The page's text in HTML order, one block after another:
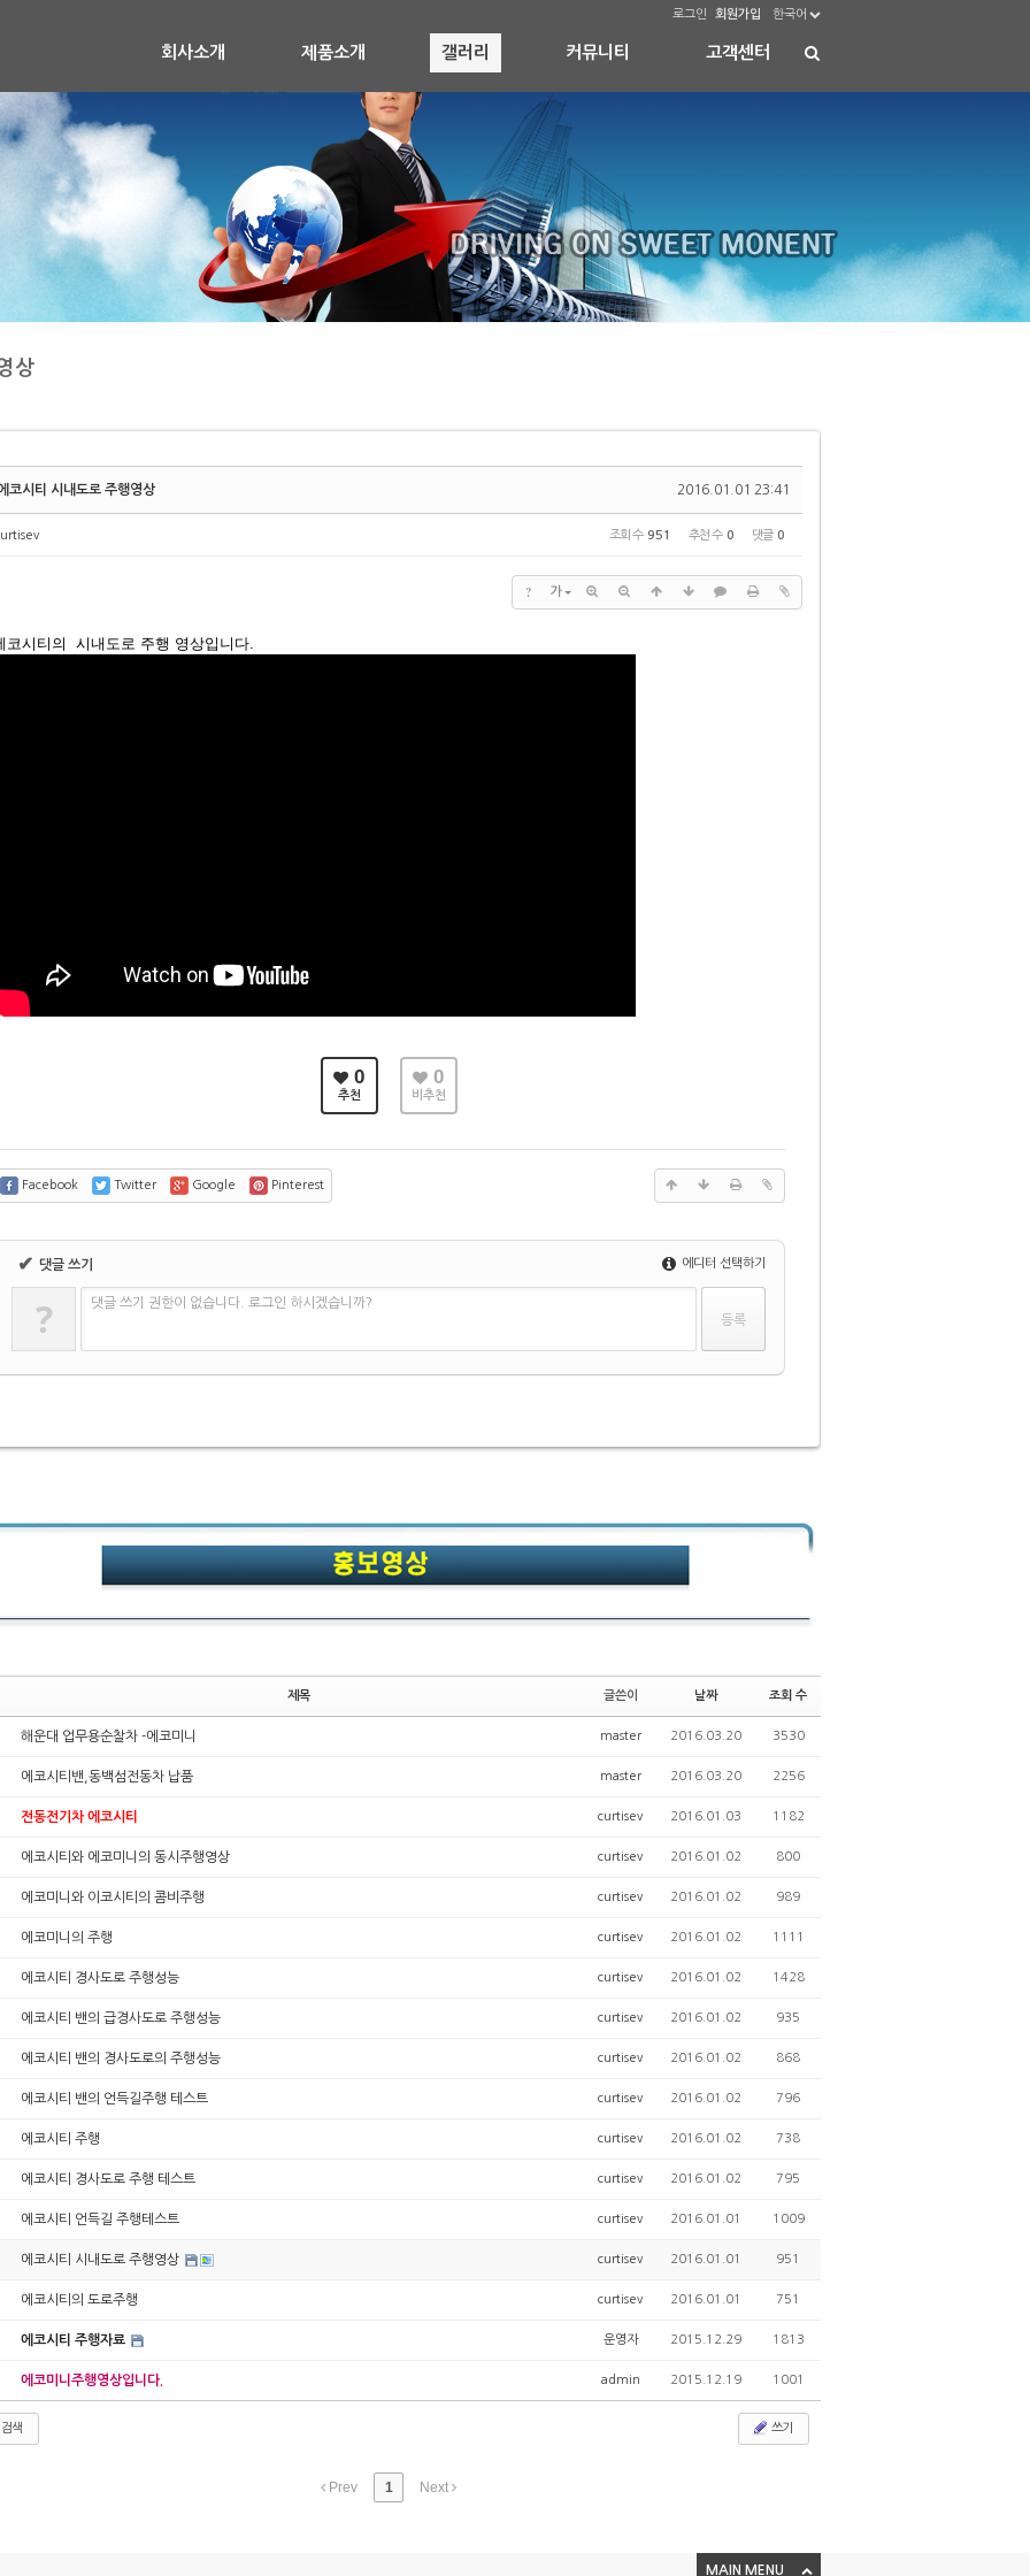
로그인 회원가입 한국어
회사소개 제품소개 갤러리 커뮤니티 고객센터
상
2016.01.01 23:41
코시티 시내도로 주행영상
조회 수 951 추천 수 0 댓글 0
? 가
코시티의 시내도로 주행 영상입니다.
0
추천
0
비추천
Facebook Twitter Google Pinterest
✔ 댓글 쓰기 에디터 선택하기
? 댓글 쓰기 권한이 없습니다. 로그인 하시겠습니까?
제목 글쓴이 날짜 조회 수
해운대 업무용순찰차 -에코미니 master 2016.03.20 3530
에코시티밴,동백섬전동차 납품 master 2016.03.20 2256
전동전기차 에코시티 curtisev 2016.01.03 1182
에코시티와 에코미니의 동시주행영상 curtisev 2016.01.02 800
에코미니와 이코시티의 콤비주행 curtisev 2016.01.02 989
에코미니의 주행 curtisev 2016.01.02 1111
에코시티 경사도로 주행성능 curtisev 2016.01.02 1428
에코시티 밴의 급경사도로 주행성능 curtisev 2016.01.02 935
에코시티 밴의 경사도로의 주행성능 curtisev 2016.01.02 868
에코시티 밴의 언득길주행 테스트 curtisev 2016.01.02 796
에코시티 주행 curtisev 2016.01.02 738
에코시티 경사도로 주행 테스트 curtisev 2016.01.02 795
에코시티 언득길 주행테스트 curtisev 2016.01.01 1009
에코시티 시내도로 주행영상 curtisev 2016.01.01 951
에코시티의 도로주행 curtisev 2016.01.01 751
에코시티 주행자료 운영자 2015.12.29 1813
에코미니주행영상입니다. admin 2015.12.19 1001
검색 쓰기
Prev 1 Next
MAIN MENU